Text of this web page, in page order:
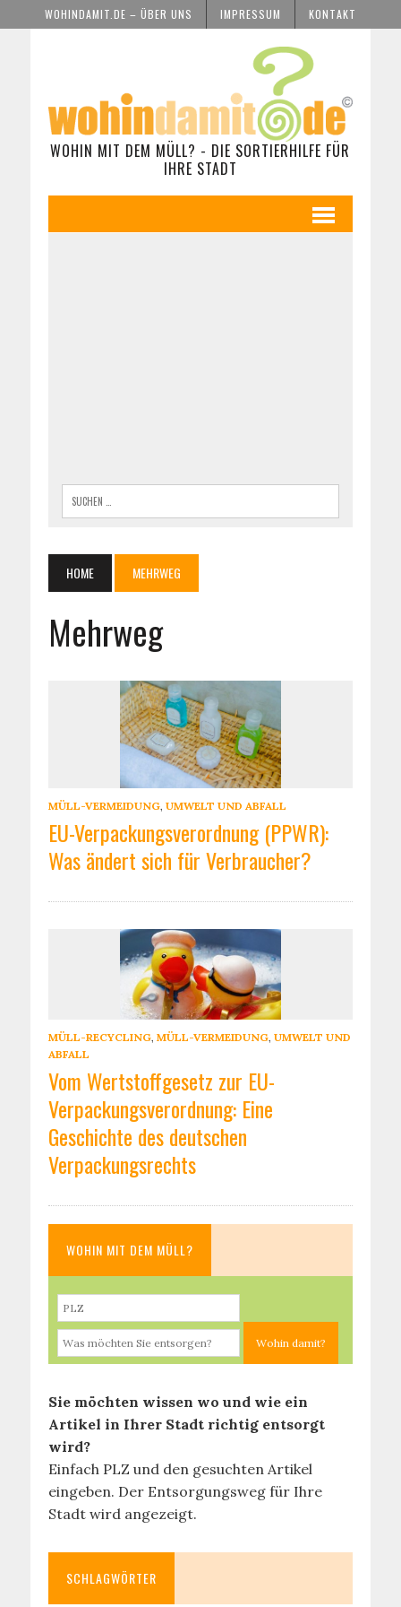
WOHINDAMIT.DE – ÜBER UNS IMPRESSUM KONTAKT
WOHIN MIT DEM MÜLL? - DIE SORTIERHILFE FÜR
IHRE STADT
HOME MEHRWEG
Mehrweg
MÜLL-VERMEIDUNG, UMWELT UND ABFALL
EU-Verpackungsverordnung (PPWR):
Was ändert sich für Verbraucher?
MÜLL-RECYCLING, MÜLL-VERMEIDUNG, UMWELT UND
ABFALL
Vom Wertstoffgesetz zur EU-
Verpackungsverordnung: Eine
Geschichte des deutschen
Verpackungsrechts
WOHIN MIT DEM MÜLL?
Sie möchten wissen wo und wie ein
Artikel in Ihrer Stadt richtig entsorgt
wird?
Einfach PLZ und den gesuchten Artikel
eingeben. Der Entsorgungsweg für Ihre
Stadt wird angezeigt.
SCHLAGWÖRTER